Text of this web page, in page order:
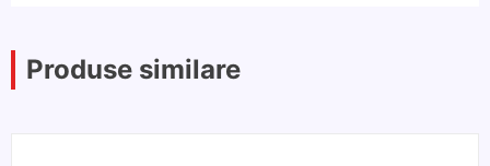
Produse similare